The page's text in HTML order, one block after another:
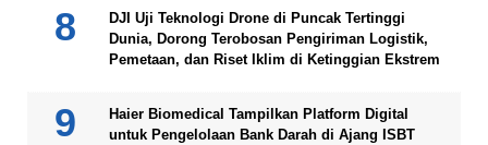
DJI Uji Teknologi Drone di Puncak Tertinggi
Dunia, Dorong Terobosan Pengiriman Logistik,
Pemetaan, dan Riset Iklim di Ketinggian Ekstrem
Haier Biomedical Tampilkan Platform Digital
untuk Pengelolaan Bank Darah di Ajang ISBT